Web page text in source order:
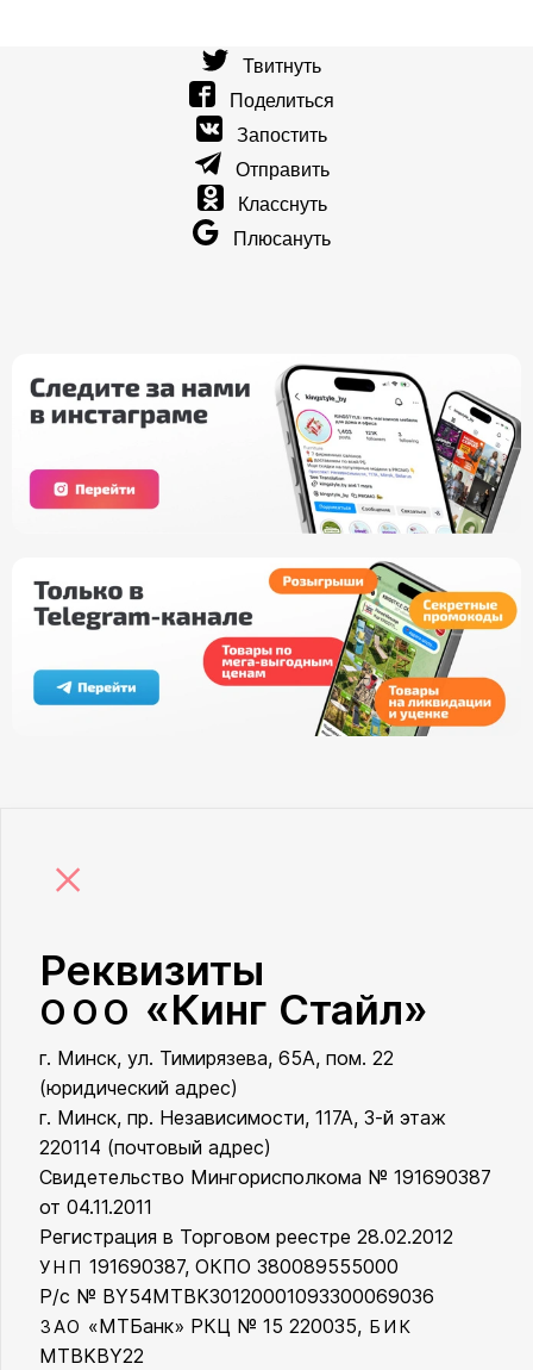
Твитнуть
Поделиться
Запостить
Отправить
Класснуть
Плюсануть
×
Реквизиты
ООО «Кинг Стайл»
ООО «Кинг Стайл»
г. Минск, ул. Тимирязева, 65А, пом. 22
(юридический адрес)
г. Минск, пр. Независимости, 117А, 3-й этаж
220114 (почтовый адрес)
Свидетельство Мингорисполкома № 191690387
от 04.11.2011
Регистрация в Торговом реестре 28.02.2012
УНП 191690387, ОКПО 380089555000
Р/с № BY54MTBK30120001093300069036
ЗАО «МТБанк» РКЦ № 15 220035, БИК
MTBKBY22